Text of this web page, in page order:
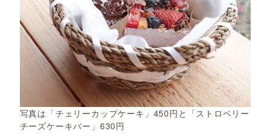
写真は「チェリーカップケーキ」450円と「ストロベリー
チーズケーキバー」630円